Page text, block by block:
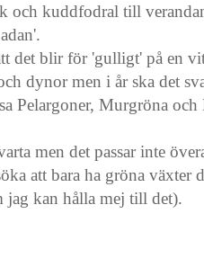
och kuddfodral till
det blir för 'gulligt' på en
dynor men i år ska det
Pelargoner, Murgröna
men det passar inte
att bara ha gröna växter
jag kan hålla mej till det).